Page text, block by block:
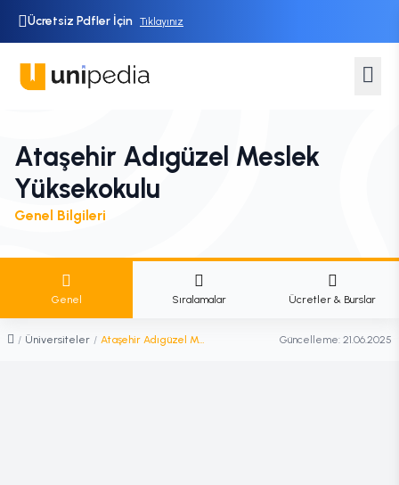
Ücretsiz Pdfler İçin Tıklayınız
Ataşehir Adıgüzel Meslek
Yüksekokulu
Genel Bilgileri
Genel Sıralamalar Ücretler & Burslar
/ Üniversiteler / Ataşehir Adıgüzel Meslek Yüksekokulu Güncelleme: 21.06.2025